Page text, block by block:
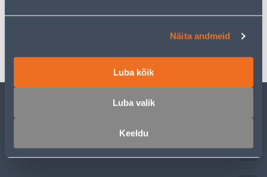
Näita andmeid
Luba kõik
Luba valik
Keeldu
KLIENDITEENINDUS
TEENUSED